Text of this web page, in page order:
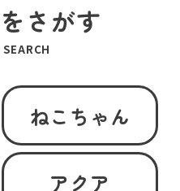
さがす
ねこちゃん
アクア